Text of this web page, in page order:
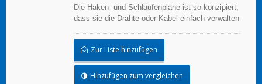
Die Haken- und Schlaufenplane ist so konzipiert,
dass sie die Drähte oder Kabel einfach verwalten
Zur Liste hinzufügen
Hinzufügen zum vergleichen